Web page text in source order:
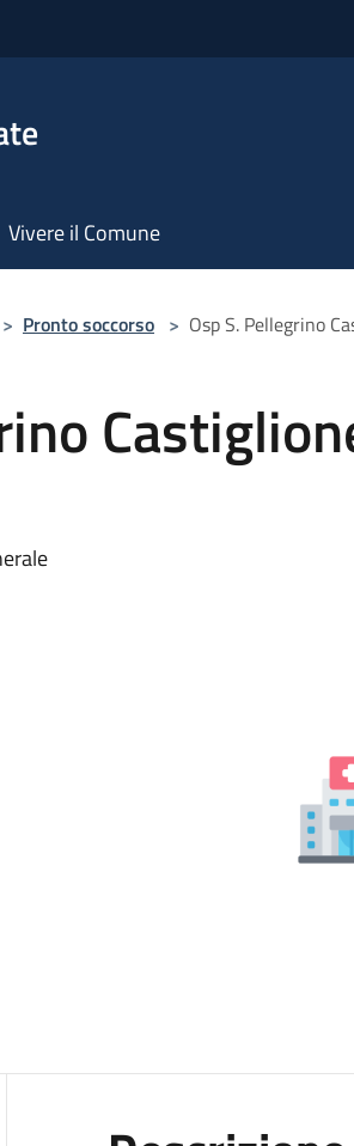
Vivere il Comune
> Pronto soccorso > Osp S. Pellegrino